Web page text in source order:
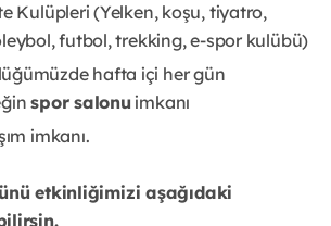
Kulüpleri (Yelken, koşu, tiyatro,
futbol, trekking, e-spor kulübü)
hafta içi her gün
spor salonu imkanı
imkanı.
etkinliğimizi aşağıdaki